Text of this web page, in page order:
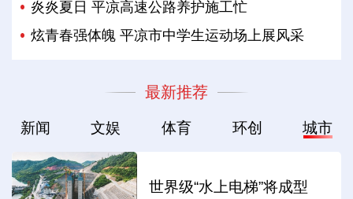
炎炎夏日 平凉高速公路养护施工忙
炫青春强体魄 平凉市中学生运动场上展风采
最新推荐
新闻 文娱 体育 环创 城市
世界级“水上电梯”将成型